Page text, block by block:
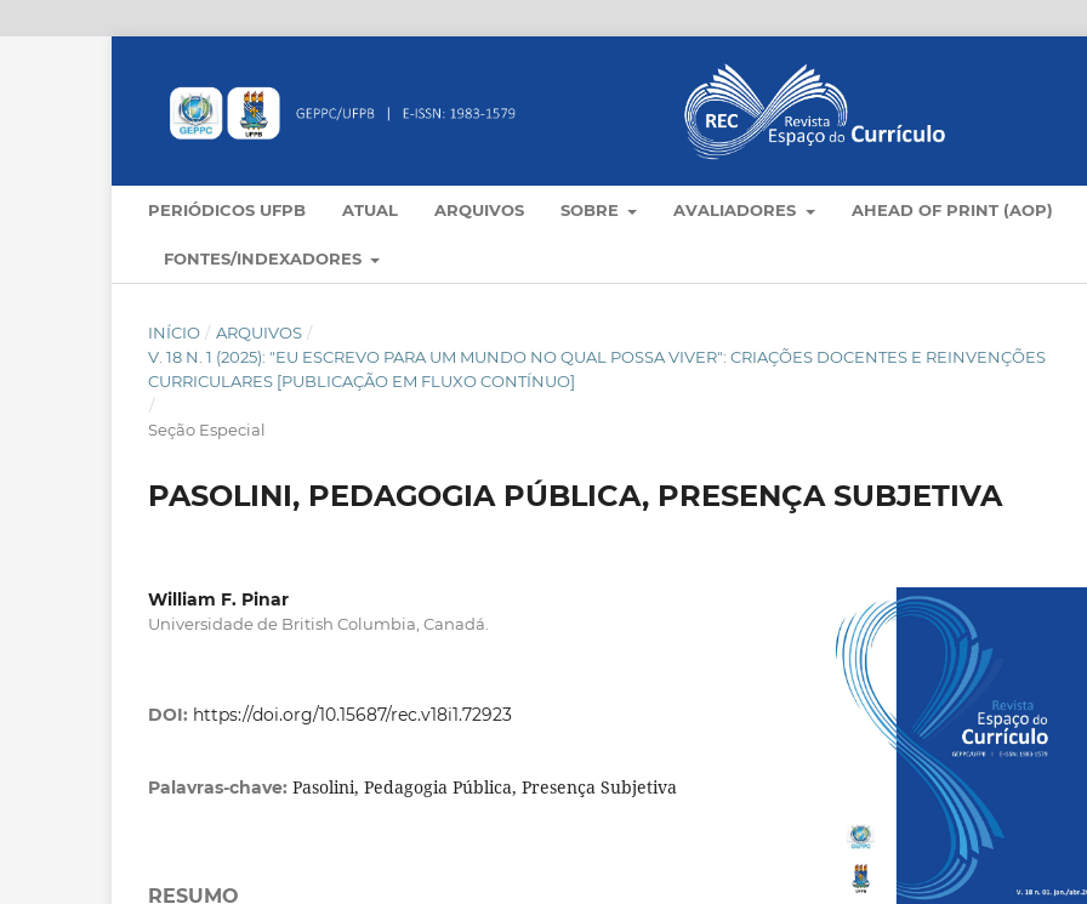
PERIÓDICOS UFPB ATUAL ARQUIVOS SOBRE AVALIADORES AHEAD OF PRINT (AOP)
FONTES/INDEXADORES
INÍCIO / ARQUIVOS /
V. 18 N. 1 (2025): "EU ESCREVO PARA UM MUNDO NO QUAL POSSA VIVER": CRIAÇÕES DOCENTES E REINVENÇÕES
CURRICULARES [PUBLICAÇÃO EM FLUXO CONTÍNUO]
/
Seção Especial
PASOLINI, PEDAGOGIA PÚBLICA, PRESENÇA SUBJETIVA
William F. Pinar
Universidade de British Columbia, Canadá.
DOI: https://doi.org/10.15687/rec.v18i1.72923
Palavras-chave: Pasolini, Pedagogia Pública, Presença Subjetiva
RESUMO